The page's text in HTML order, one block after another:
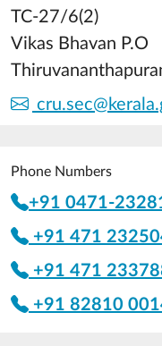
TC-27/6(2)
Vikas Bhavan P.O
Phone Numbers
+91 0471-
+91 471
+91 471
+91 82810